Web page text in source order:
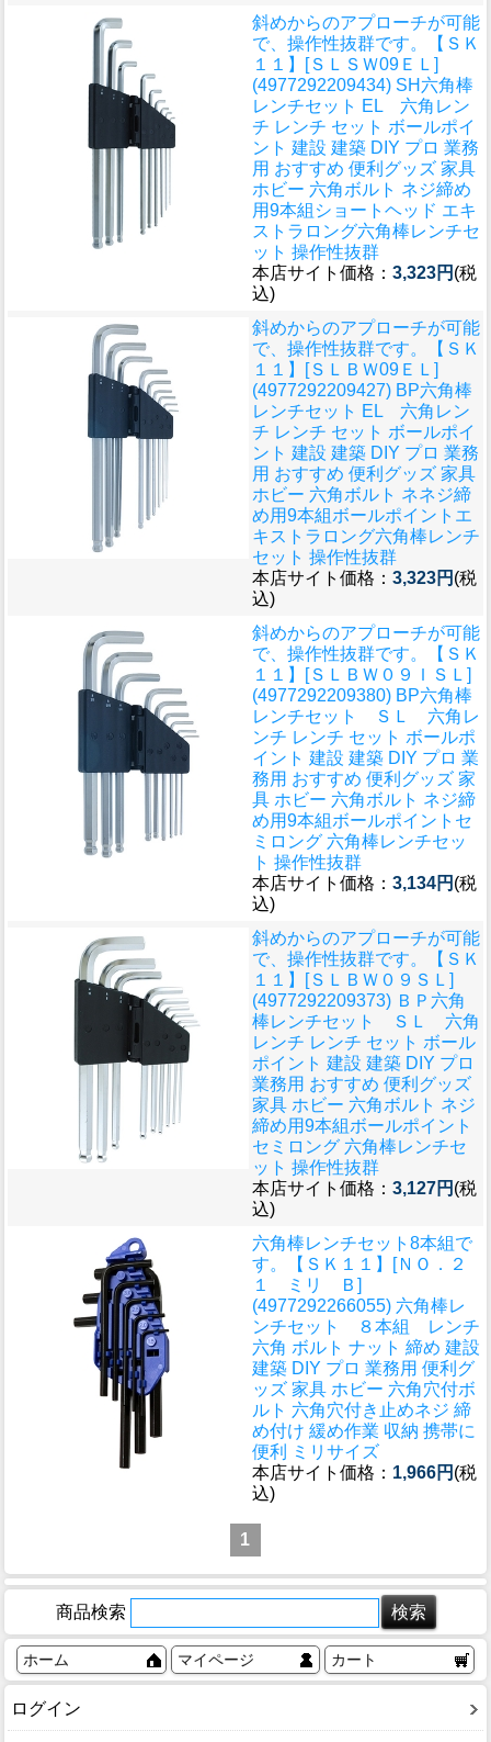
斜めからのアプローチが可能
で、操作性抜群です。
【ＳＫ
１１】[ＳＬＳＷ09ＥＬ]
(4977292209434) SH六角棒
レンチセット EL 六角レン
チ レンチ セット ボールポイ
ント 建設 建築 DIY プロ 業務
用 おすすめ 便利グッズ 家具
ホビー 六角ボルト ネジ締め
用9本組ショートヘッド エキ
ストラロング六角棒レンチセ
ット 操作性抜群
本店サイト価格： 3,323円 (税
込)
斜めからのアプローチが可能
で、操作性抜群です。
【ＳＫ
１１】[ＳＬＢＷ09ＥＬ]
(4977292209427) BP六角棒
レンチセット EL 六角レン
チ レンチ セット ボールポイ
ント 建設 建築 DIY プロ 業務
用 おすすめ 便利グッズ 家具
ホビー 六角ボルト ネネジ締
め用9本組ボールポイントエ
キストラロング六角棒レンチ
セット 操作性抜群
本店サイト価格： 3,323円 (税
込)
斜めからのアプローチが可能
で、操作性抜群です。
【ＳＫ
１１】[ＳＬＢＷ０９ＩＳＬ]
(4977292209380) BP六角棒
レンチセット ＳＬ 六角レ
ンチ レンチ セット ボールポ
イント 建設 建築 DIY プロ 業
務用 おすすめ 便利グッズ 家
具 ホビー 六角ボルト ネジ締
め用9本組ボールポイントセ
ミロング 六角棒レンチセッ
ト 操作性抜群
本店サイト価格： 3,134円 (税
込)
斜めからのアプローチが可能
で、操作性抜群です。
【ＳＫ
１１】[ＳＬＢＷ０９ＳＬ]
(4977292209373) ＢＰ六角
棒レンチセット ＳＬ 六角
レンチ レンチ セット ボール
ポイント 建設 建築 DIY プロ
業務用 おすすめ 便利グッズ
家具 ホビー 六角ボルト ネジ
締め用9本組ボールポイント
セミロング 六角棒レンチセ
ット 操作性抜群
本店サイト価格： 3,127円 (税
込)
六角棒レンチセット8本組で
す。
【ＳＫ１１】[ＮＯ．２
１ ミリ Ｂ]
(4977292266055) 六角棒レ
ンチセット ８本組 レンチ
六角 ボルト ナット 締め 建設
建築 DIY プロ 業務用 便利グ
ッズ 家具 ホビー 六角穴付ボ
ルト 六角穴付き止めネジ 締
め付け 緩め作業 収納 携帯に
便利 ミリサイズ
本店サイト価格： 1,966円 (税
込)
1
商品検索
ホーム マイページ カート
ログイン